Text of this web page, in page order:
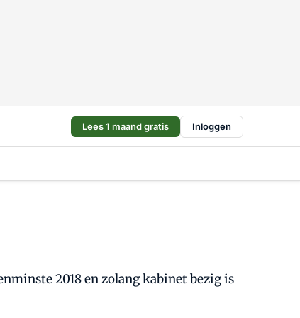
Lees 1 maand gratis Inloggen
2018 en zolang kabinet bezig is